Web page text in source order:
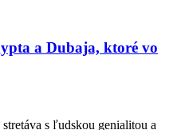
a Dubaja, ktoré vo
s ľudskou genialitou a